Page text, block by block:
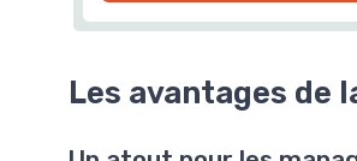
Les avantages de